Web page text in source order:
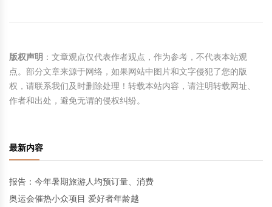
版权声明 ：文章观点仅代表作者观点，作为参考，不代表本站观
点。部分文章来源于网络，如果网站中图片和文字侵犯了您的版
权，请联系我们及时删除处理！转载本站内容，请注明转载网址、
作者和出处，避免无谓的侵权纠纷。
最新内容
报告：今年暑期旅游人均预订量、消费
奥运会催热小众项目 爱好者年龄越